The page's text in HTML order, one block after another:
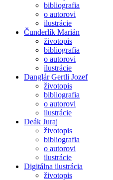
bibliografia
o autorovi
ilustrácie
Čunderlík Marián
životopis
bibliografia
o autorovi
ilustrácie
Danglár Gertli Jozef
životopis
bibliografia
o autorovi
ilustrácie
Deák Juraj
životopis
bibliografia
o autorovi
ilustrácie
Digitálna ilustrácia
životopis